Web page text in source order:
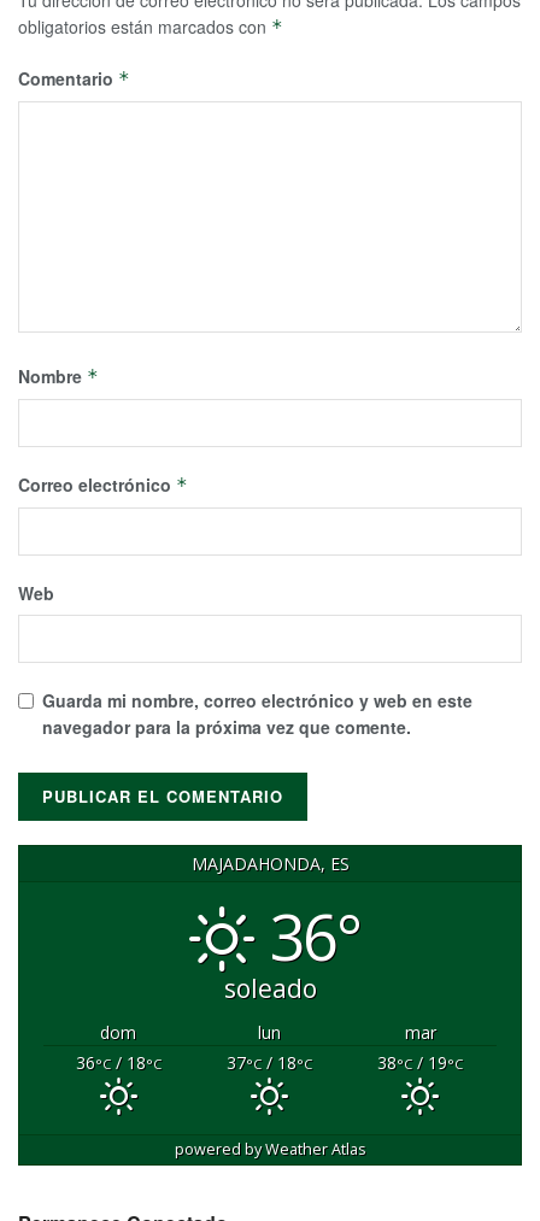
obligatorios están marcados con *
Comentario *
Nombre *
Correo electrónico *
Web
Guarda mi nombre, correo electrónico y web en este
navegador para la próxima vez que comente.
MAJADAHONDA, ES
36°
soleado
dom lun
mar
36°C/ 18°C 37°C/ 18°C 38°C/ 19°C
powered byWeather Atlas